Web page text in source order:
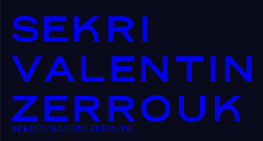
SEKRI VALENTIN ZERROUK